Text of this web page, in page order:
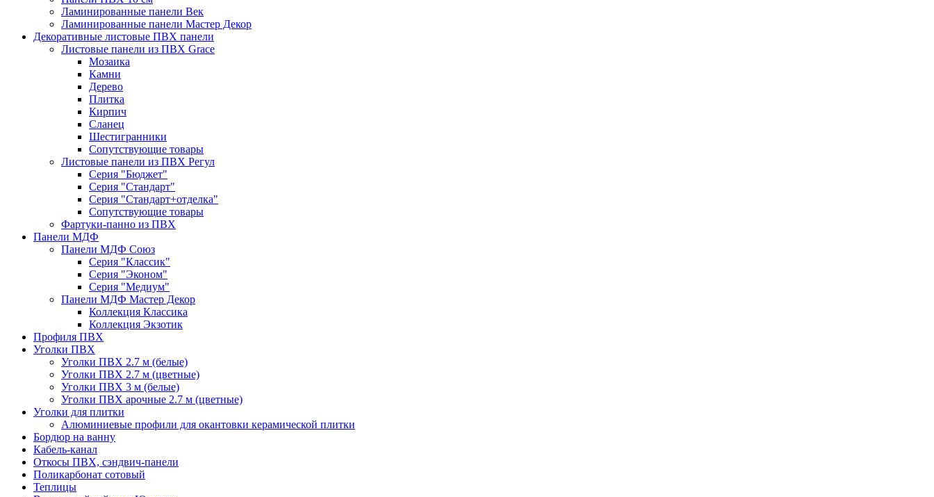
Ламинированные панели Век
Ламинированные панели Мастер Декор
Декоративные листовые ПВХ панели
Листовые панели из ПВХ Grace
Мозаика
Камни
Дерево
Плитка
Кирпич
Сланец
Шестигранники
Сопутствующие товары
Листовые панели из ПВХ Регул
Серия "Бюджет"
Серия "Стандарт"
Серия "Стандарт+отделка"
Сопутствующие товары
Фартуки-панно из ПВХ
Панели МДФ
Панели МДФ Союз
Серия "Классик"
Серия "Эконом"
Серия "Медиум"
Панели МДФ Мастер Декор
Коллекция Классика
Коллекция Экзотик
Профиля ПВХ
Уголки ПВХ
Уголки ПВХ 2.7 м (белые)
Уголки ПВХ 2.7 м (цветные)
Уголки ПВХ 3 м (белые)
Уголки ПВХ арочные 2.7 м (цветные)
Уголки для плитки
Алюминиевые профили для окантовки керамической плитки
Бордюр на ванну
Кабель-канал
Откосы ПВХ, сэндвич-панели
Поликарбонат сотовый
Теплицы